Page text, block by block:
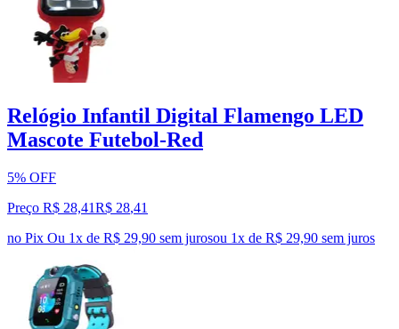
Relógio Infantil Digital Flamengo LED
Mascote Futebol-Red
5% OFF
Preço R$ 28,41R$ 28,41
no Pix Ou 1x de R$ 29,90 sem jurosou 1x de R$ 29,90 sem juros